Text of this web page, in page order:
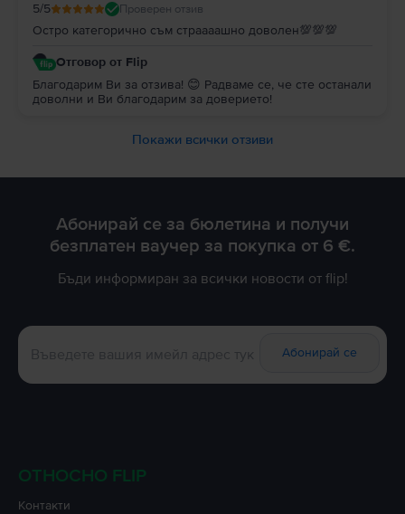
5/5 Проверен отзив
Остро категорично съм страааашно доволен💯💯💯
Отговор от Flip
Благодарим Ви за отзива! 😊 Радваме се, че сте останали
доволни и Ви благодарим за доверието!
Покажи всички отзиви
Абонирай се за бюлетина и получи
безплатен ваучер за покупка от 6 €.
Бъди информиран за всички новости от flip!
Абонирай се
ОТНОСНО FLIP
Контакти